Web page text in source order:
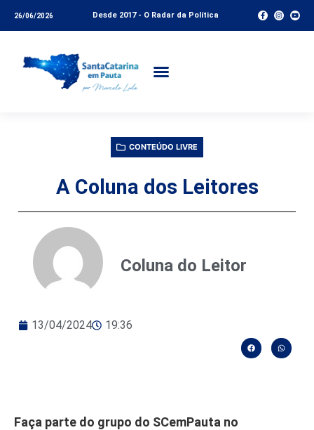
26/06/2026 Desde 2017 - O Radar da Política
CONTEÚDO LIVRE
A Coluna dos Leitores
Coluna do Leitor
13/04/2024 19:36
Faça parte do grupo do SCemPauta no